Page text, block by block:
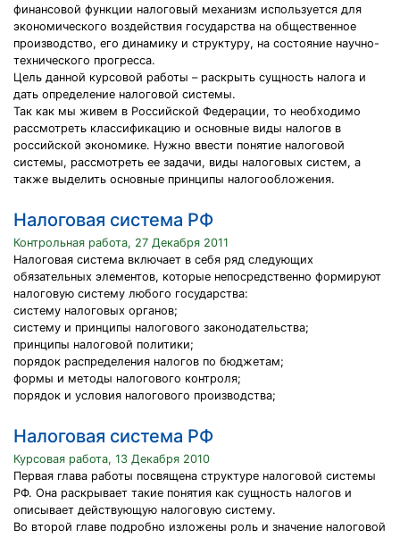
финансовой функции налоговый механизм используется для
экономического воздействия государства на общественное
производство, его динамику и структуру, на состояние научно-
технического прогресса.
Цель данной курсовой работы – раскрыть сущность налога и
дать определение налоговой системы.
Так как мы живем в Российской Федерации, то необходимо
рассмотреть классификацию и основные виды налогов в
российской экономике. Нужно ввести понятие налоговой
системы, рассмотреть ее задачи, виды налоговых систем, а
также выделить основные принципы налогообложения.
Налоговая система РФ
Контрольная работа, 27 Декабря 2011
Налоговая система включает в себя ряд следующих
обязательных элементов, которые непосредственно формируют
налоговую систему любого государства:
систему налоговых органов;
систему и принципы налогового законодательства;
принципы налоговой политики;
порядок распределения налогов по бюджетам;
формы и методы налогового контроля;
порядок и условия налогового производства;
Налоговая система РФ
Курсовая работа, 13 Декабря 2010
Первая глава работы посвящена структуре налоговой системы
РФ. Она раскрывает такие понятия как сущность налогов и
описывает действующую налоговую систему.
Во второй главе подробно изложены роль и значение налоговой